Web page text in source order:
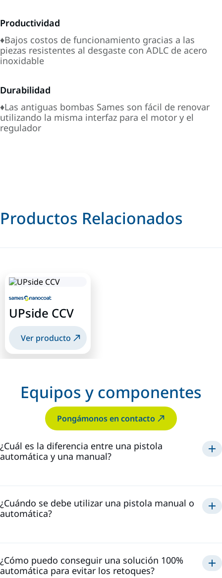
Productividad
♦Bajos costos de funcionamiento gracias a las
piezas resistentes al desgaste con ADLC de acero
inoxidable
Durabilidad
♦Las antiguas bombas Sames son fácil de renovar
utilizando la misma interfaz para el motor y el
regulador
Productos Relacionados
UPside CCV
Ver producto
Equipos y componentes
Pongámonos en contacto
¿Cuál es la diferencia entre una pistola
automática y una manual?
¿Cuándo se debe utilizar una pistola manual o
automática?
¿Cómo puedo conseguir una solución 100%
automática para evitar los retoques?